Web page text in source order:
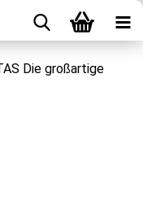
Die großartige